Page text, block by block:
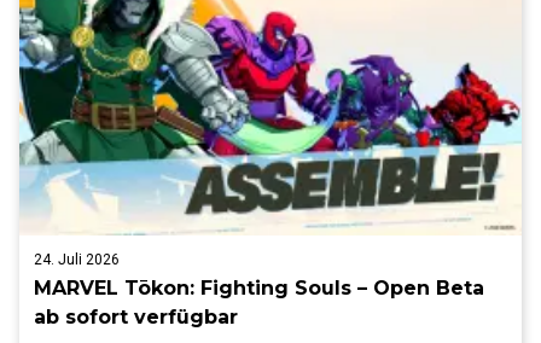
24. Juli 2026
MARVEL Tōkon: Fighting Souls – Open Beta
ab sofort verfügbar